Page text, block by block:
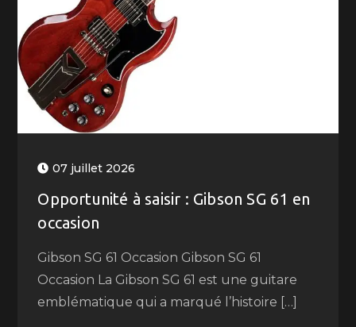
07 juillet 2026
Opportunité à saisir : Gibson SG 61 en
occasion
Gibson SG 61 Occasion Gibson SG 61
Occasion La Gibson SG 61 est une guitare
emblématique qui a marqué l’histoire […]